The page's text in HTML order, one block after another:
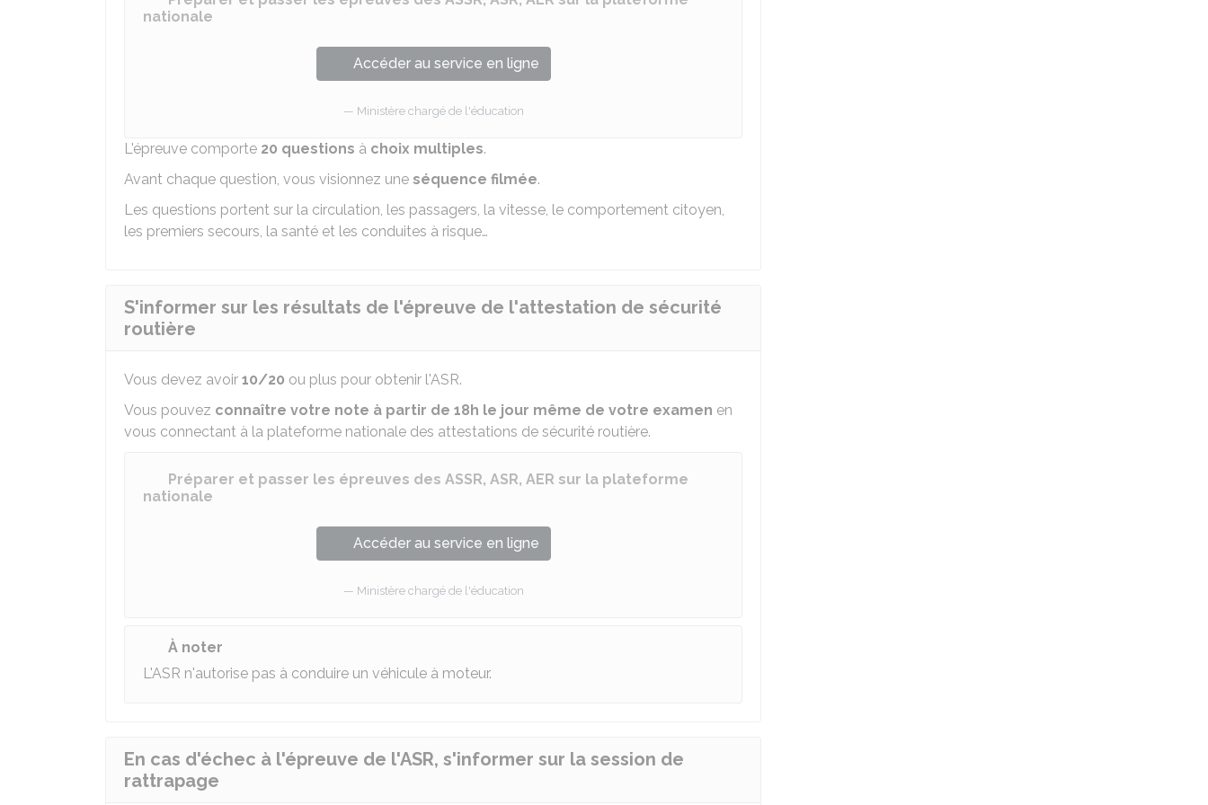
nationale
Accéder au service en ligne
Ministère chargé de l'éducation
L'épreuve comporte 20 questions à choix multiples.
Avant chaque question, vous visionnez une séquence filmée.
Les questions portent sur la circulation, les passagers, la vitesse, le comportement citoyen,
les premiers secours, la santé et les conduites à risque…
S'informer sur les résultats de l'épreuve de l'attestation de sécurité
routière
Vous devez avoir 10/20 ou plus pour obtenir l'ASR.
Vous pouvez connaître votre note à partir de 18h le jour même de votre examen en
vous connectant à la plateforme nationale des attestations de sécurité routière.
Préparer et passer les épreuves des ASSR, ASR, AER sur la plateforme
nationale
Accéder au service en ligne
Ministère chargé de l'éducation
À noter
L'ASR n'autorise pas à conduire un véhicule à moteur.
En cas d'échec à l'épreuve de l'ASR, s'informer sur la session de
rattrapage